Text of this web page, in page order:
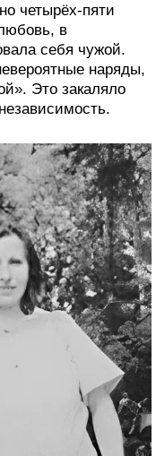
четырёх-пяти
в
себя чужой.
наряды,
Это закаляло